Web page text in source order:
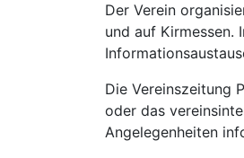
Der Verein
und auf Kirmessen.
Die Vereinszeitung
oder das
Angelegenheiten